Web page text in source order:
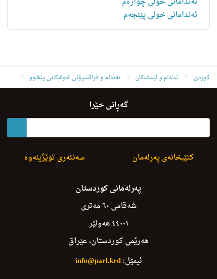
ئه‌ندامانی خولی پێنجەم
کوردی ئه‌ندام و لیسته‌كان ئەندام و فراکسیۆنی خولەکانی پێشوو
عوسمان ئه‌حمه‌د حمدامین بابه‌كر
گەڕانی خێرا
سەنتەری توێژینەوە کتێبخانەی پەرلەمان
پەرلەمانی کوردستان
شەقامی ٦٠ مەتری
٤٤٠٠١ هەولێر
هەرێمی کوردستان، عێراق
ئیمێل:info@parl.krd